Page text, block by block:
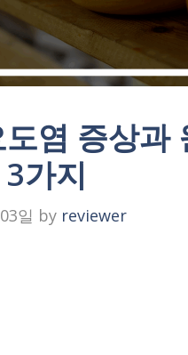
염 증상과
가지
일 by reviewer